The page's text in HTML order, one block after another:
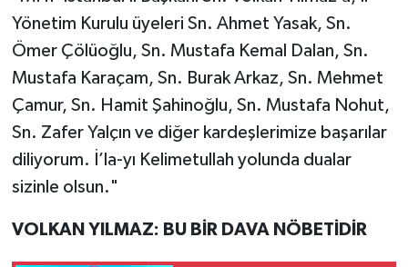
Yönetim Kurulu üyeleri Sn. Ahmet Yasak, Sn.
Ömer Çölüoğlu, Sn. Mustafa Kemal Dalan, Sn.
Mustafa Karaçam, Sn. Burak Arkaz, Sn. Mehmet
Çamur, Sn. Hamit Şahinoğlu, Sn. Mustafa Nohut,
Sn. Zafer Yalçın ve diğer kardeşlerimize başarılar
diliyorum. İ’la-yı Kelimetullah yolunda dualar
sizinle olsun."
VOLKAN YILMAZ: BU BİR DAVA NÖBETİDİR